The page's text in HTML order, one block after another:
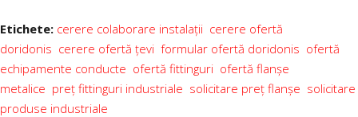
Etichete: cerere colaborare instalații cerere ofertă
doridonis cerere ofertă țevi formular ofertă doridonis ofertă
echipamente conducte ofertă fittinguri ofertă flanșe
metalice preț fittinguri industriale solicitare preț flanșe solicitare
produse industriale